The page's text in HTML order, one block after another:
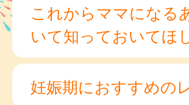
これからママにな
いて知っておいてほ
妊娠期におすすめの